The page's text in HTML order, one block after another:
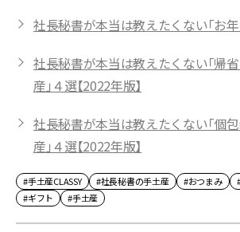
社長秘書が本当は教えたくない「お
社長秘書が本当は教えたくない「帰
産」４選【2022年版】
社長秘書が本当は教えたくない「個
産」４選【2022年版】
#手土産CLASSY #社長秘書の手土産 #おつまみ
#ギフト
#手土産